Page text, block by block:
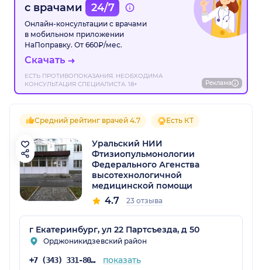
с врачами
24/7
Онлайн-консультации с врачами
в мобильном приложении
НаПоправку. От 660₽/мес.
Скачать
ЕСТЬ ПРОТИВОПОКАЗАНИЯ. НЕОБХОДИМА
КОНСУЛЬТАЦИЯ СПЕЦИАЛИСТА. 18+
Реклама
Средний рейтинг врачей 4.7 Есть КТ
Уральский НИИ
Фтизиопульмонологии
Федерального Агенства
высотехнологичной
медицинской помощи
4.7 23 отзыва
г Екатеринбург, ул 22 Партсъезда, д 50
Орджоникидзевский район
+7 (343) 331-80-41 показать